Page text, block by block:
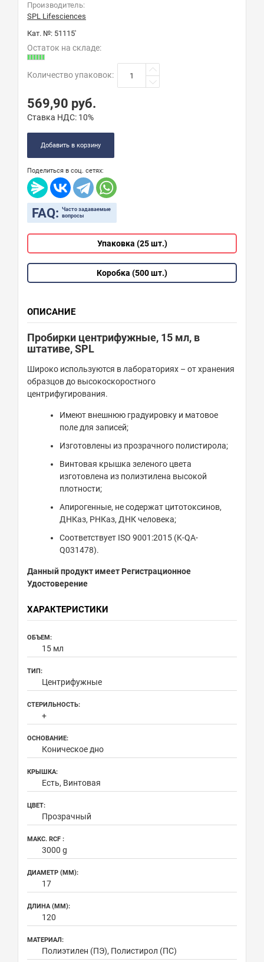
Производитель:
SPL Lifesciences
Кат. №: 51115'
Остаток на складе:
Количество упаковок:
569,90 руб.
Ставка НДС: 10%
Добавить в корзину
Поделиться в соц. сетях:
FAQ: Часто задаваемые
вопросы
Упаковка (25 шт.)
Коробка (500 шт.)
ОПИСАНИЕ
Пробирки центрифужные, 15 мл, в
штативе, SPL
Широко используются в лабораториях – от хранения
образцов до высокоскоростного
центрифугирования.
Имеют внешнюю градуировку и матовое
поле для записей;
Изготовлены из прозрачного полистирола;
Винтовая крышка зеленого цвета
изготовлена из полиэтилена высокой
плотности;
Апирогенные, не содержат цитотоксинов,
ДНКаз, РНКаз, ДНК человека;
Соответствует ISO 9001:2015 (K-QA-
Q031478).
Данный продукт имеет Регистрационное
Удостоверение
ХАРАКТЕРИСТИКИ
ОБЪЕМ:
15 мл
ТИП:
Центрифужные
СТЕРИЛЬНОСТЬ:
+
ОСНОВАНИЕ:
Коническое дно
КРЫШКА:
Есть, Винтовая
ЦВЕТ:
Прозрачный
МАКС. RCF :
3000 g
ДИАМЕТР (ММ):
17
ДЛИНА (ММ):
120
МАТЕРИАЛ:
Полиэтилен (ПЭ), Полистирол (ПС)